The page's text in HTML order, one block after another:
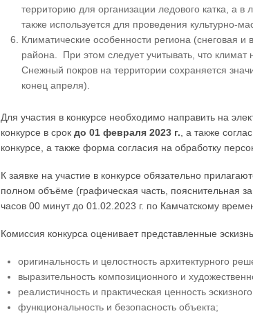
территорию для организации ледового катка, а
также используется для проведения культурно-
Климатические особенности региона (снеговая и
района. При этом следует учитывать, что климат
Снежный покров на территории сохраняется
конец апреля).
Для участия в конкурсе необходимо направить на
конкурсе в срокдо 01 февраля 2023 г. , а также
конкурсе, а также форма согласия на обработку
К заявке на участие в конкурсе обязательно
полном объёме (графическая часть, пояснительная
часов 00 минут до 01.02.2023 г. по Камчатскому
Комиссия конкурса оценивает представленные
оригинальность и целостность архитектурного
выразительность композиционного и
реалистичность и практическая ценность
функциональность и безопасность объекта;